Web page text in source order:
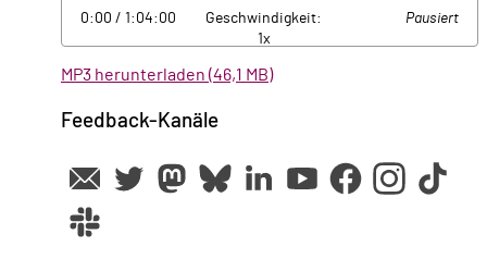
0:00 / 1:04:00
Geschwindigkeit:
1x
Pausiert
MP3 herunterladen (46,1 MB)
Feedback-Kanäle